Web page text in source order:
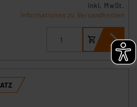
inkl. MwSt.
Informationen zu Versandkosten